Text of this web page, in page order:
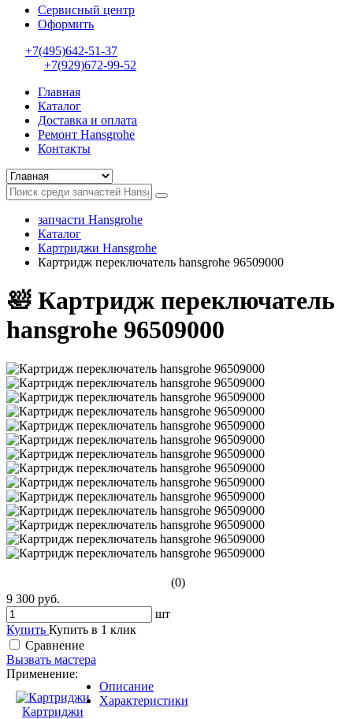
Сервисный центр
Оформить
+7(495)642-51-37
+7(929)672-99-52
Главная
Каталог
Доставка и оплата
Ремонт Hansgrohe
Контакты
запчасти Hansgrohe
Каталог
Картриджи Hansgrohe
Картридж переключатель hansgrohe 96509000
🛀 Картридж переключатель
hansgrohe 96509000
(0)
9 300 руб.
шт
Купить Купить в 1 клик
Сравнение
Вызвать мастера
Применение:
Картриджи
Описание
Характеристики